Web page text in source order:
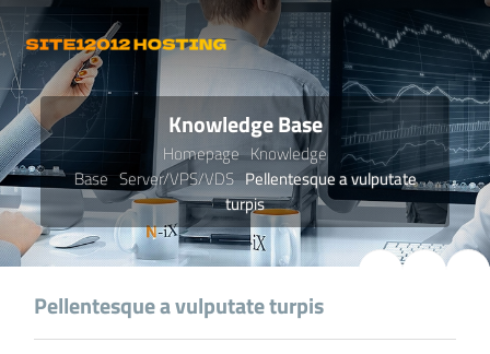
Knowledge Base
Homepage Knowledge
Base Server/VPS/VDS Pellentesque a vulputate
turpis
Pellentesque a vulputate turpis